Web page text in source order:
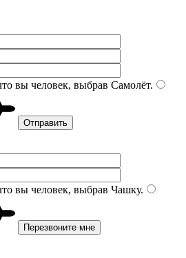
вы человек, выбрав Самолёт.
вы человек, выбрав Чашку.